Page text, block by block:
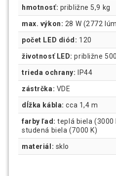
hmotnosť: približne 5,9 kg
max. výkon: 28 W (2772
počet LED diód: 120
životnosť LED: približne
trieda ochrany: IP44
zástrčka: VDE
dĺžka kábla: cca 1,4 m
farby ľad: teplá biela (3000
studená biela (7000 K)
materiál: sklo